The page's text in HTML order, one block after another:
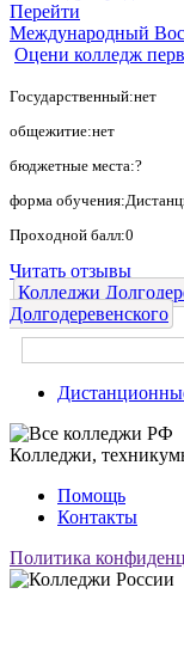
Перейти
Международный
Оцени колледж
Государственный:нет
общежитие:нет
бюджетные места:?
форма
Проходной балл:0
Читать отзывы
Колледжи
Долгодеревенского
Колледжи,
Помощь
Контакты
Политика